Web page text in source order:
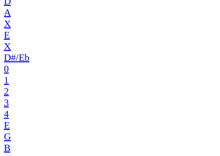
A
X
E
X
D#/Eb
0
1
2
3
4
E
G
B